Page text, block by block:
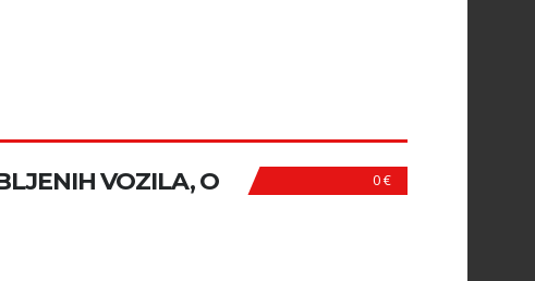
0 €
VOZILA, O